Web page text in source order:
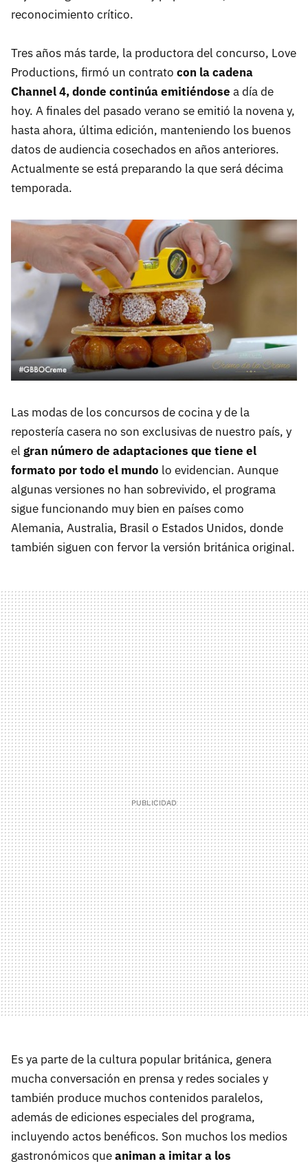
reconocimiento crítico.
Tres años más tarde, la productora del concurso, Love
Productions, firmó un contrato con la cadena
Channel 4, donde continúa emitiéndose a día de
hoy. A finales del pasado verano se emitió la novena y,
hasta ahora, última edición, manteniendo los buenos
datos de audiencia cosechados en años anteriores.
Actualmente se está preparando la que será décima
temporada.
Las modas de los concursos de cocina y de la
repostería casera no son exclusivas de nuestro país, y
el gran número de adaptaciones que tiene el
formato por todo el mundo lo evidencian. Aunque
algunas versiones no han sobrevivido, el programa
sigue funcionando muy bien en países como
Alemania, Australia, Brasil o Estados Unidos, donde
también siguen con fervor la versión británica original.
Es ya parte de la cultura popular británica, genera
mucha conversación en prensa y redes sociales y
también produce muchos contenidos paralelos,
además de ediciones especiales del programa,
incluyendo actos benéficos. Son muchos los medios
gastronómicos queaniman a imitar a los